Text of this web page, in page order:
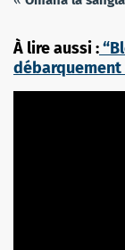
À lire aussi :
débarquement